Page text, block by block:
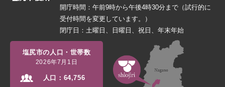
開庁時間：午前9時から午後4時30分まで（試行的に
受付時間を変更しています。）
閉庁日：土曜日、日曜日、祝日、年末年始
塩尻市の人口・世帯数
2026年7月1日
人口： 64,756